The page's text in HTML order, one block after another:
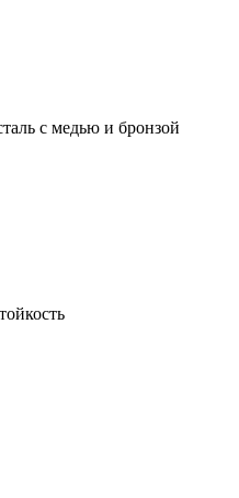
с медью и бронзой